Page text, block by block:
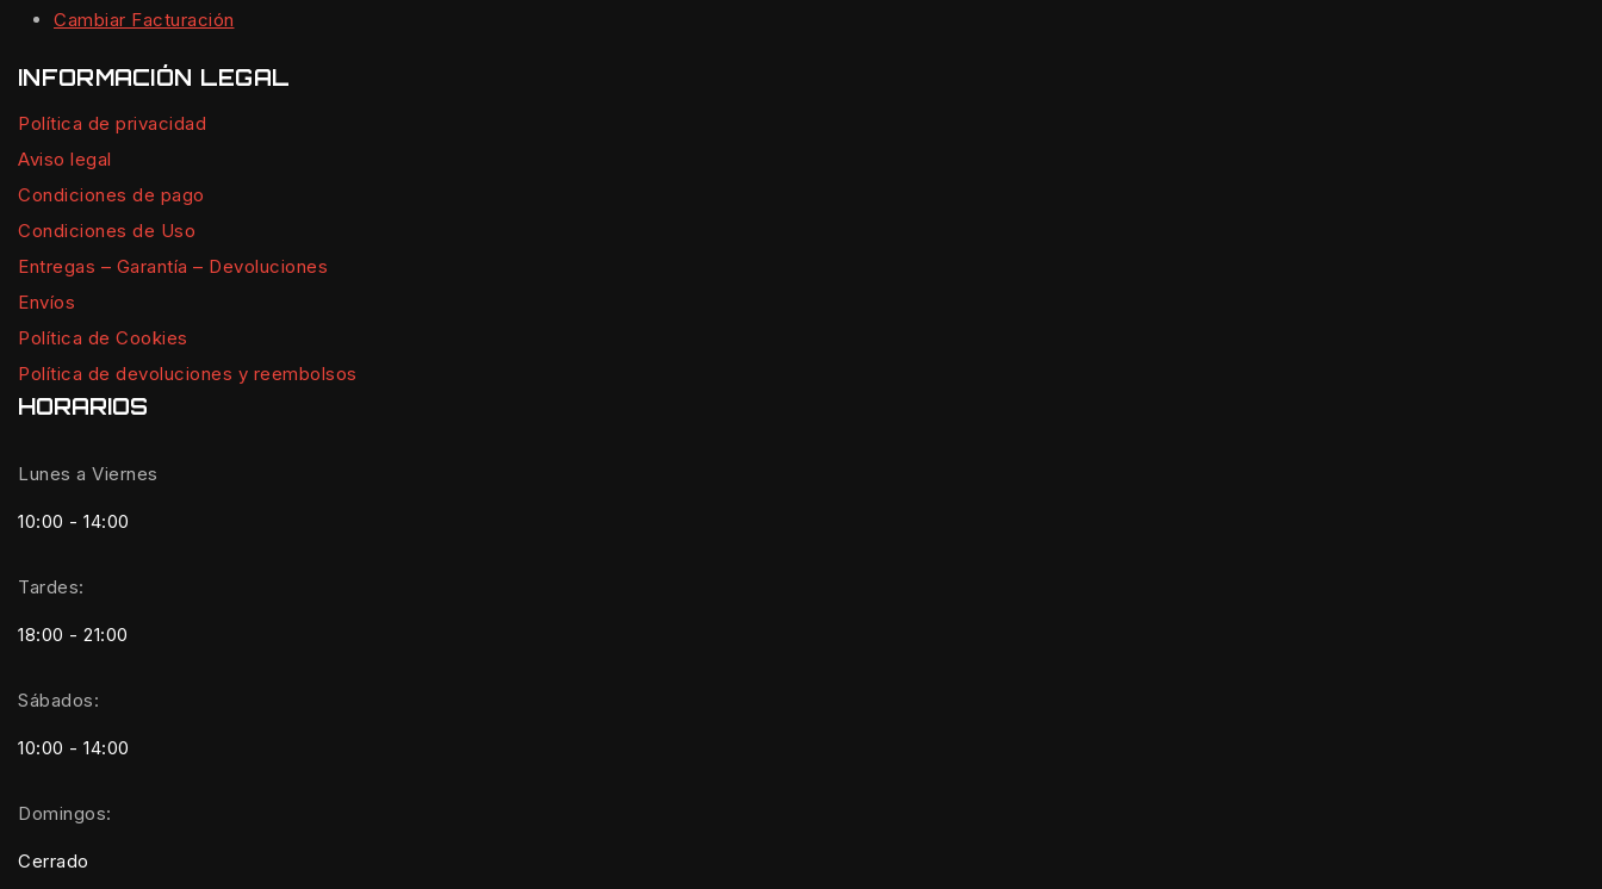
Cambiar Facturación
INFORMACIÓN LEGAL
Política de privacidad
Aviso legal
Condiciones de pago
Condiciones de Uso
Entregas – Garantía – Devoluciones
Envíos
Política de Cookies
Política de devoluciones y reembolsos
HORARIOS
Lunes a Viernes
10:00 - 14:00
Tardes:
18:00 - 21:00
Sábados:
10:00 - 14:00
Domingos:
Cerrado